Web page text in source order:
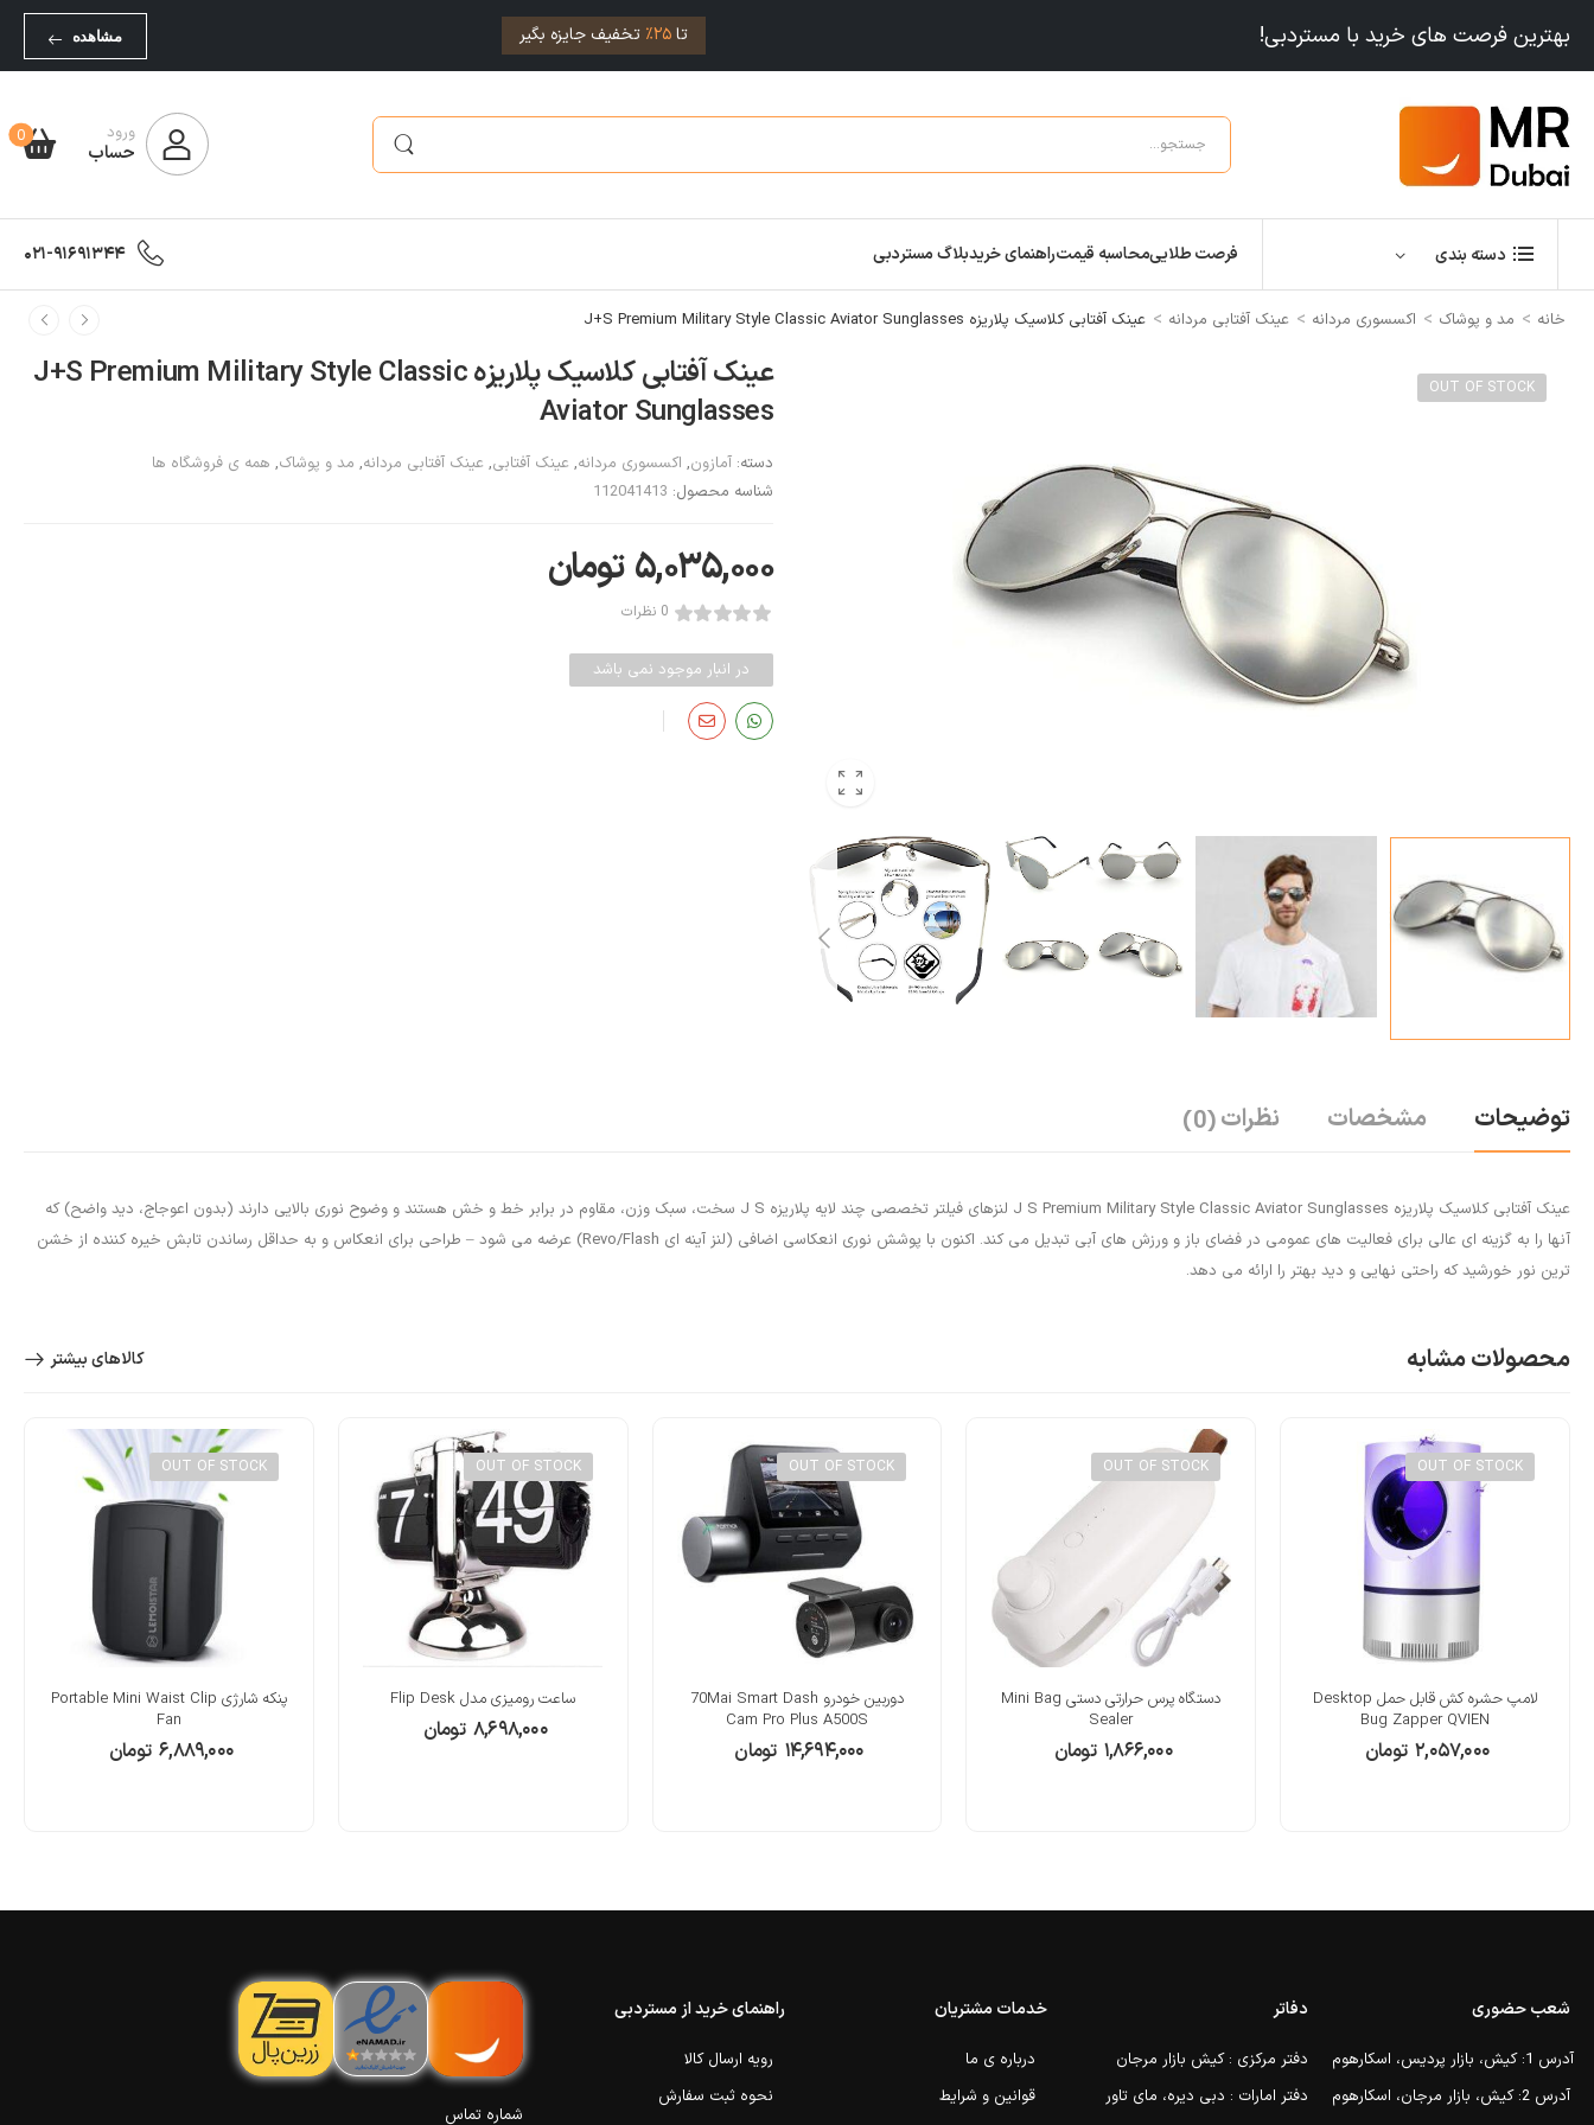
بهترین فرصت های خرید با مستردبی! تا25% تخفیف جایزه بگیر مشاهده
ورود
حساب
0
دسته بندی فرصت طلاییمحاسبه قیمتراهنمای خریدبلاگ مستردبی 021-91691344
خانه > مد و پوشاک > اکسسوری مردانه > عینک آفتابی مردانه > عینک آفتابی کلاسیک پلاریزه J+S Premium Military Style Classic Aviator Sunglasses
OUT OF STOCK
عینک آفتابی کلاسیک پلاریزه J+S Premium Military Style Classic
Aviator Sunglasses
دسته: آمازون, اکسسوری مردانه, عینک آفتابی, عینک آفتابی مردانه, مد و پوشاک, همه ی فروشگاه ها
شناسه محصول: 112041413
۵,۰۳۵,۰۰۰ تومان
0 نظرات
در انبار موجود نمی باشد
توضیحات مشخصات نظرات(0)
عینک آفتابی کلاسیک پلاریزه J S Premium Military Style Classic Aviator Sunglasses لنزهای فیلتر تخصصی چند لایه پلاریزه J S سخت، سبک وزن، مقاوم در برابر خط و خش هستند و وضوح نوری بالایی دارند (بدون اعوجاج، دید واضح) که
آنها را به گزینه ای عالی برای فعالیت های عمومی در فضای باز و ورزش های آبی تبدیل می کند. اکنون با پوشش نوری انعکاسی اضافی (لنز آینه ای Revo/Flash) عرضه می شود – طراحی برای انعکاس و به حداقل رساندن تابش خیره کننده از خشن
ترین نور خورشید که راحتی نهایی و دید بهتر را ارائه می دهد.
محصولات مشابه کالاهای بیشتر
OUT OF STOCK
لامپ حشره کش قابل حمل Desktop
Bug Zapper QVIEN
۲,۰۵۷,۰۰۰ تومان
OUT OF STOCK
دستگاه پرس حرارتی دستی Mini Bag
Sealer
۱,۸۶۶,۰۰۰ تومان
OUT OF STOCK
دوربین خودرو 70Mai Smart Dash
Cam Pro Plus A500S
۱۴,۶۹۴,۰۰۰ تومان
OUT OF STOCK
ساعت رومیزی مدل Flip Desk
۸,۶۹۸,۰۰۰ تومان
OUT OF STOCK
پنکه شارژی Portable Mini Waist Clip
Fan
۶,۸۸۹,۰۰۰ تومان
شماره تماس
راهنمای خرید از مستردبی
رویه ارسال کالا
نحوه ثبت سفارش
خدمات مشتریان
درباره ی ما
قوانین و شرایط
دفاتر
دفتر مرکزی : کیش بازار مرجان
دفتر امارات : دبی دیره، مای تاور
شعب حضوری
آدرس 1: کیش، بازار پردیس، اسکارهوم
آدرس 2: کیش، بازار مرجان، اسکارهوم